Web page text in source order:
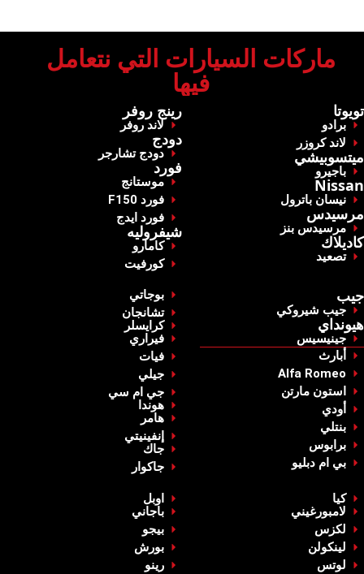
‏ماركات السيارات التي نتعامل
فيها‏
‏تويوتا‏
برادو
‏لاند كروزر‏
‏ميتسوبيشي‏
‏باجيرو‏
Nissan
‏نيسان باترول‏
مرسيدس
‏مرسيدس بنز‏
‏كاديلاك ‏
‏تصعيد‏
‏رينج روفر‏
‏لاند روفر‏
‏دودج‏
‏دودج تشارجر‏
‏فورد‏
‏موستانج‏
‏فورد F150‏
‏فورد ايدج‏
شيفروليه
‏كامارو‏
‏كورفيت‏
‏جيب‏
‏جيب شيروكي‏
‏هيونداي‏
جينيسيس
‏أبارث‏
Alfa Romeo
استون مارتن
أودي
بنتلي
‏برابوس‏
بي ام دبليو
‏بوجاتي‏
‏تشانجان‏
‏كرايسلر‏
‏فيراري‏
‏فيات‏
‏جيلي‏
‏جي ام سي‏
‏هوندا‏
‏هامر‏
‏إنفينيتي‏
‏جاك‏
‏جاكوار‏
كيا
لامبورغيني
‏لكزس‏
‏لينكولن‏
‏لوتس‏
‏اوبل‏
باجاني
‏بيجو‏
‏بورش‏
‏رينو‏